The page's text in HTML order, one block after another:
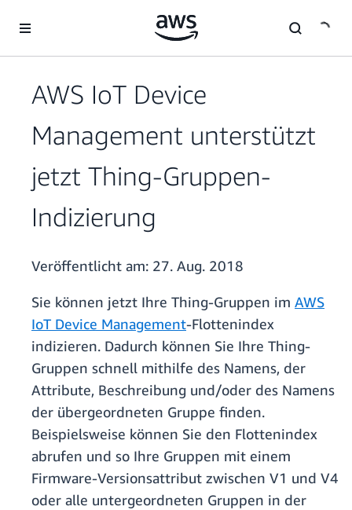
Überspringen zum Hauptinhalt
AWS IoT Device
Management unterstützt
jetzt Thing-Gruppen-
Indizierung
Veröffentlicht am: 27. Aug. 2018
Sie können jetzt Ihre Thing-Gruppen im AWS
IoT Device Management-Flottenindex
indizieren. Dadurch können Sie Ihre Thing-
Gruppen schnell mithilfe des Namens, der
Attribute, Beschreibung und/oder des Namens
der übergeordneten Gruppe finden.
Beispielsweise können Sie den Flottenindex
abrufen und so Ihre Gruppen mit einem
Firmware-Versionsattribut zwischen V1 und V4
oder alle untergeordneten Gruppen in der